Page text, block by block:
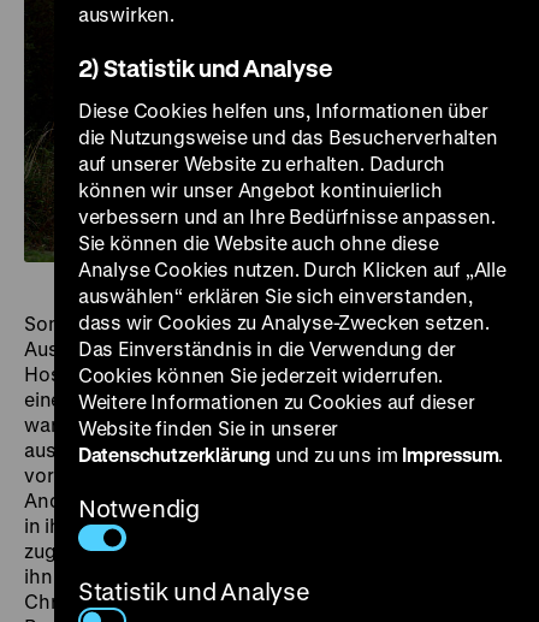
Sommer 1980 in der DDR. Nach einem abgelehnten
Ausreiseantrag wird die junge Ärztin Barbara (Nina
Hoss) in die Provinz versetzt, in die Kinderchirurgie
eines kleinen Krankenhauses an der Ostsee. Dort
wartet sie auf Jörg (Mark Waschke), ihren Geliebten
aus Westdeutschland, der ihre Flucht über das Meer
vorbereitet. Doch das Verhalten ihres neuen Chefs
André (Ronald Zehrfeld) verwirrt sie: Er hat Vertrauen
in ihre Fähigkeiten als Ärztin, ist fürsorglich und
zugleich undurchsichtig. Ist er verliebt? Hat die Stasi
ihn auf sie angesetzt? Was führt er im Schilde?
Christian Petzolds erstesperiod picture
auswirken.
2) Statistik und Analyse
Diese Cookies helfen uns, Informationen über
die Nutzungsweise und das Besucherverhalten
auf unserer Website zu erhalten. Dadurch
können wir unser Angebot kontinuierlich
verbessern und an Ihre Bedürfnisse anpassen.
Sie können die Website auch ohne diese
Analyse Cookies nutzen. Durch Klicken auf „Alle
auswählen“ erklären Sie sich einverstanden,
dass wir Cookies zu Analyse-Zwecken setzen.
Das Einverständnis in die Verwendung der
Cookies können Sie jederzeit widerrufen.
Weitere Informationen zu Cookies auf dieser
Website finden Sie in unserer
Datenschutzerklärung und zu uns im Impressum.
Notwendig
Statistik und Analyse